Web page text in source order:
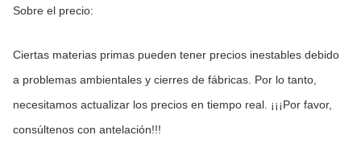
Sobre el precio:
Ciertas materias primas pueden tener precios inestables debido
a problemas ambientales y cierres de fábricas. Por lo tanto,
necesitamos actualizar los precios en tiempo real. ¡¡¡Por favor,
consúltenos con antelación!!!